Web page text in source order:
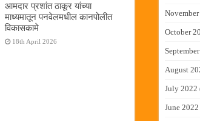
आमदार प्रशांत ठाकूर यांच्या
माध्यमातून पनवेलमधील कानपोलीत
विकासकामे
18th April 2026
October
August
July 2022
June 2022